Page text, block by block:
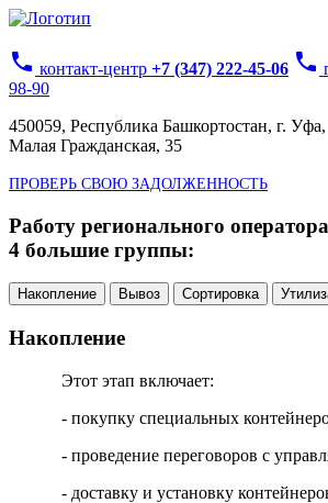
phone контакт-центр +7 (347) 222-45-06 phone
98-90
450059, Республика Башкортостан, г. Уфа,
Малая Гражданская, 35
ПРОВЕРЬ СВОЮ ЗАДОЛЖЕННОСТЬ
Работу регионального
4 большие группы:
Накопление Вывоз Сортировка
Накопление
Этот этап включает:
- покупку специальных
- проведение переговоров с
- доставку и установку